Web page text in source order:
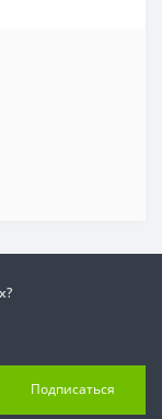
Подписаться